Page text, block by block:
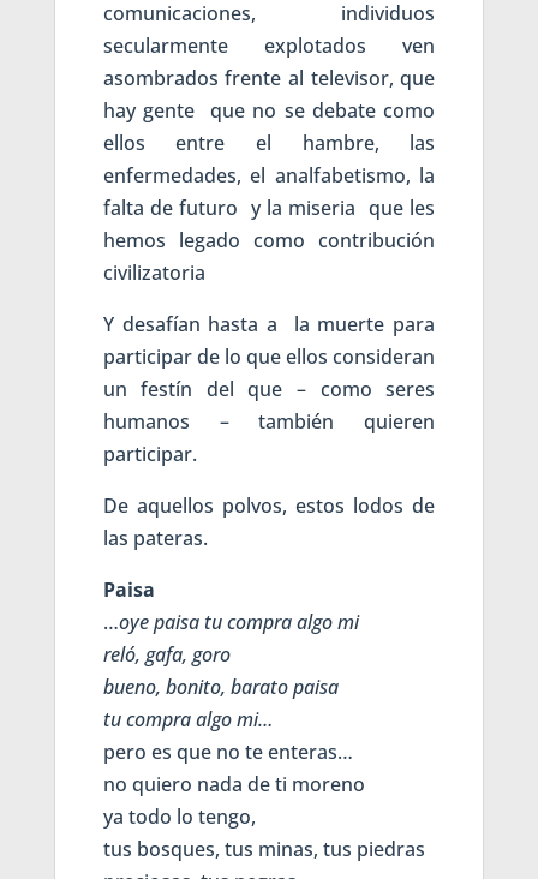
comunicaciones, individuos
secularmente explotados ven
asombrados frente al televisor, que
hay gente que no se debate como
ellos entre el hambre, las
enfermedades, el analfabetismo, la
falta de futuro y la miseria que les
hemos legado como contribución
civilizatoria
Y desafían hasta a la muerte para
participar de lo que ellos consideran
un festín del que – como seres
humanos – también quieren
participar.
De aquellos polvos, estos lodos de
las pateras.
Paisa
…oye paisa tu compra algo mi
reló, gafa, goro
bueno, bonito, barato paisa
tu compra algo mi…
pero es que no te enteras…
no quiero nada de ti moreno
ya todo lo tengo,
tus bosques, tus minas, tus piedras